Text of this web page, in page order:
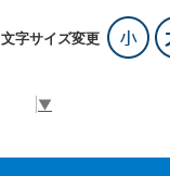
文字サイズ変更
▼